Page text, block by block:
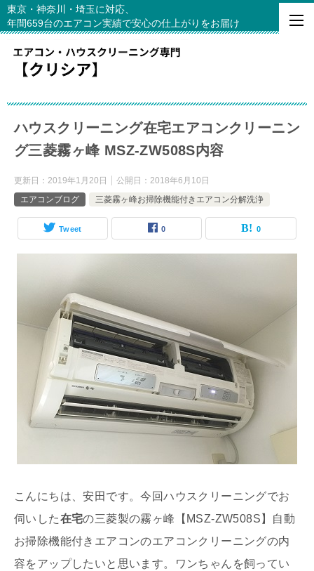
東京・神奈川・埼玉に対応、
年間659台のエアコン実績で安心の仕上がりをお届け
ハウスクリーニング在宅エアコンクリーニン
グ三菱霧ヶ峰 MSZ-ZW508S内容
更新日： 2019年1月20日 公開日： 2018年6月10日
エアコンブログ
三菱霧ヶ峰お掃除機能付きエアコン分解洗浄
Tweet 0 0
こんにちは、安田です。今回ハウスクリーニングでお
伺いした在宅の三菱製の霧ヶ峰【MSZ-ZW508S】自動
お掃除機能付きエアコンのエアコンクリーニングの内
容をアップしたいと思います。ワンちゃんを飼ってい